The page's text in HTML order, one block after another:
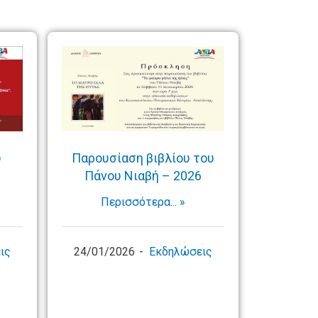
Παρουσίαση βιβλίου του
Πάνου Νιαβή – 2026
Περισσότερα... »
24/01/2026 Εκδηλώσεις